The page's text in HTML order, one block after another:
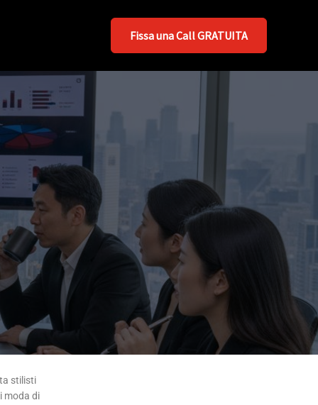
Fissa una Call GRATUITA
stilisti
moda di